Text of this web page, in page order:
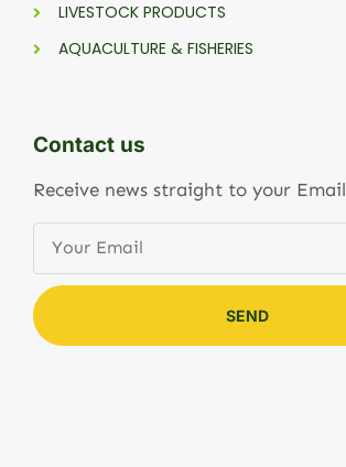
LIVESTOCK PRODUCTS
AQUACULTURE & FISHERIES
Contact us
Receive news straight to your Email
SEND